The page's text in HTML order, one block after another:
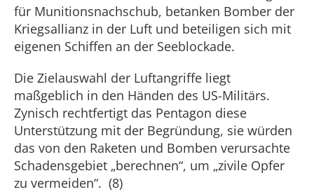
für Munitionsnachschub, betanken Bomber der
Kriegsallianz in der Luft und beteiligen sich mit
eigenen Schiffen an der Seeblockade.
Die Zielauswahl der Luftangriffe liegt
maßgeblich in den Händen des US-Militärs.
Zynisch rechtfertigt das Pentagon diese
Unterstützung mit der Begründung, sie würden
das von den Raketen und Bomben verursachte
Schadensgebiet „berechnen“, um „zivile Opfer
zu vermeiden“. (8)